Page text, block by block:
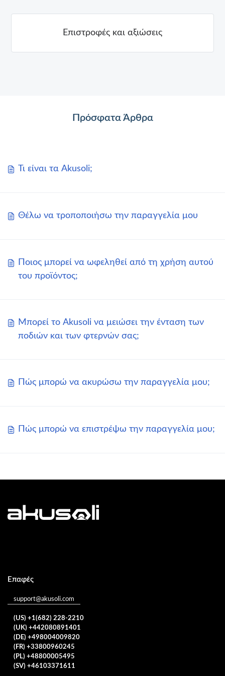
Επιστροφές και αξιώσεις
Πρόσφατα Άρθρα
Τι είναι τα Akusoli;
Θέλω να τροποποιήσω την παραγγελία μου
Ποιος μπορεί να ωφεληθεί από τη χρήση αυτού
του προϊόντος;
Μπορεί το Akusoli να μειώσει την ένταση των
ποδιών και των φτερνών σας;
Πώς μπορώ να ακυρώσω την παραγγελία μου;
Πώς μπορώ να επιστρέψω την παραγγελία μου;
Επαφές
support@akusoli.com
(US) +1(682) 228-2210
(UK) +442080891401
(DE) +498004009820
(FR) +33800960245
(PL) +48800005495
(SV) +46103371611